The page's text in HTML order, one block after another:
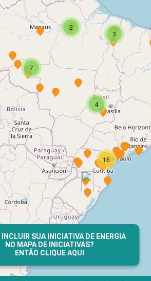
INCLUIR SUA INICIATIVA DE ENERGIA
NO MAPA DE INICIATIVAS?
ENTÃO CLIQUE AQUI